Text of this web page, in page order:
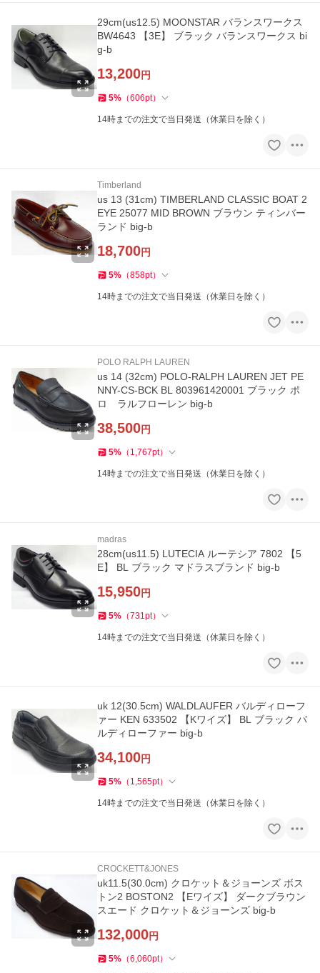
29cm(us12.5) MOONSTAR バランスワークス
BW4643 【3E】 ブラック バランスワークス bi
g-b
13,200円
5% （606pt）
14時までの注文で当日発送（休業日を除く）
Timberland
us 13 (31cm) TIMBERLAND CLASSIC BOAT 2
EYE 25077 MID BROWN ブラウン ティンバー
ランド big-b
18,700円
5% （858pt）
14時までの注文で当日発送（休業日を除く）
POLO RALPH LAUREN
us 14 (32cm) POLO-RALPH LAUREN JET PE
NNY-CS-BCK BL 803961420001 ブラック ポ
ロ ラルフローレン big-b
38,500円
5% （ 1,767pt）
14時までの注文で当日発送（休業日を除く）
madras
28cm(us11.5) LUTECIA ルーテシア 7802 【5
E】 BL ブラック マドラスブランド big-b
15,950円
5% （731pt）
14時までの注文で当日発送（休業日を除く）
uk 12(30.5cm) WALDLAUFER バルディローフ
ァー KEN 633502 【Kワイズ】 BL ブラック バ
ルディローファー big-b
34,100円
5% （ 1,565pt）
14時までの注文で当日発送（休業日を除く）
CROCKETT&JONES
uk11.5(30.0cm) クロケット＆ジョーンズ ボス
トン2 BOSTON2 【Eワイズ】 ダークブラウン
スエード クロケット＆ジョーンズ big-b
132,000円
5% （6,060pt）